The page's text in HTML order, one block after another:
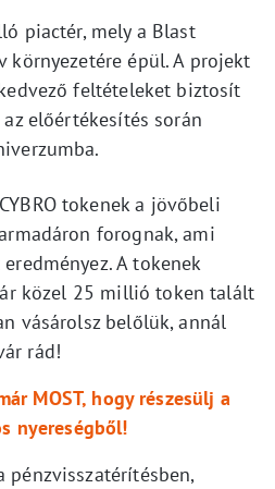
piactér, mely a Blast
környezetére épül. A projekt
feltételeket biztosít
előértékesítés során
tokenek a jövőbeli
forognak, ami
A tokenek
közel 25 millió token talált
vásárolsz belőlük, annál
rád!
MOST, hogy részesülj a
nyereségből!
pénzvisszatérítésben,